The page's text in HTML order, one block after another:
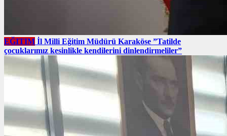
EĞITIM İl Milli Eğitim Müdürü Karaköse ”Tatilde
çocuklarımız kesinlikle kendilerini dinlendirmeliler”